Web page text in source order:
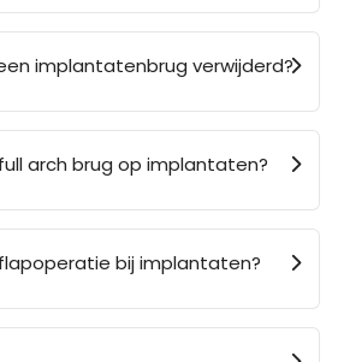
implantatenbrug verwijderd?
arch brug op implantaten?
bij implantaten?